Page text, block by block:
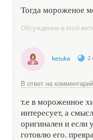
Тогда мороженое
Обсуждение в этой
ketuka 2
В ответ на
т.е в мороженное
интересует, а
оригинален и если
готовлю его.